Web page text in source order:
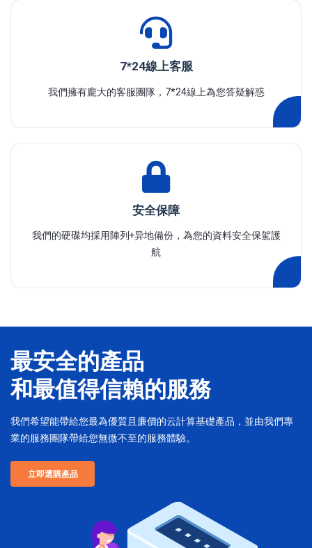
7*24線上客服
我們擁有龐大的客服團隊，7*24線上為您答疑解惑
安全保障
我們的硬碟均採用陣列+异地備份，為您的資料安全保駕護
航
最安全的產品
和最值得信賴的服務
我們希望能帶給您最為優質且廉價的云計算基礎產品，並由我們專
業的服務團隊帶給您無微不至的服務體驗。
立即選購產品